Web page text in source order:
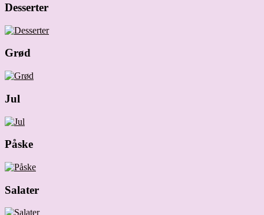
Desserter
Grød
Jul
Påske
Salater